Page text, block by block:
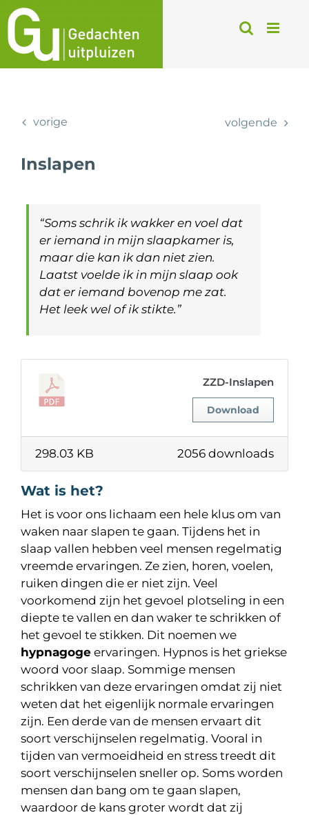
Ga
naar
inhoud
vorige volgende
Inslapen
“Soms schrik ik wakker en voel dat
er iemand in mijn slaapkamer is,
maar die kan ik dan niet zien.
Laatst voelde ik in mijn slaap ook
dat er iemand bovenop me zat.
Het leek wel of ik stikte.”
ZZD-Inslapen
Download
2056 downloads
298.03 KB
Wat is het?
Het is voor ons lichaam een hele klus om van
waken naar slapen te gaan. Tijdens het in
slaap vallen hebben veel mensen regelmatig
vreemde ervaringen. Ze zien, horen, voelen,
ruiken dingen die er niet zijn. Veel
voorkomend zijn het gevoel plotseling in een
diepte te vallen en dan waker te schrikken of
het gevoel te stikken. Dit noemen we
hypnagoge ervaringen. Hypnos is het griekse
woord voor slaap. Sommige mensen
schrikken van deze ervaringen omdat zij niet
weten dat het eigenlijk normale ervaringen
zijn. Een derde van de mensen ervaart dit
soort verschijnselen regelmatig. Vooral in
tijden van vermoeidheid en stress treedt dit
soort verschijnselen sneller op. Soms worden
mensen dan bang om te gaan slapen,
waardoor de kans groter wordt dat zij